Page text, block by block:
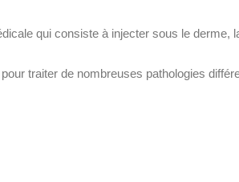
qui consiste à injecter sous le derme,
traiter de nombreuses pathologies